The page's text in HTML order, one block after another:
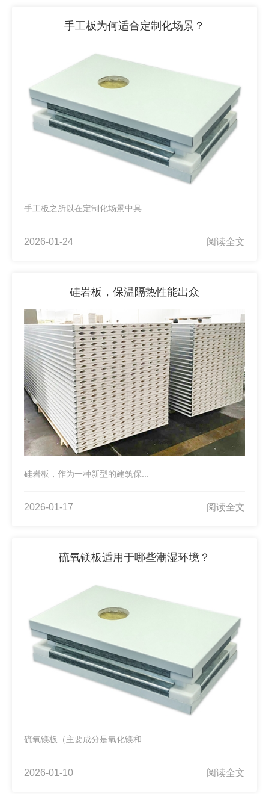
手工板为何适合定制化场景？
手工板之所以在定制化场景中具...
2026-01-24 阅读全文
硅岩板，保温隔热性能出众
硅岩板，作为一种新型的建筑保...
2026-01-17 阅读全文
硫氧镁板适用于哪些潮湿环境？
硫氧镁板（主要成分是氧化镁和...
2026-01-10 阅读全文